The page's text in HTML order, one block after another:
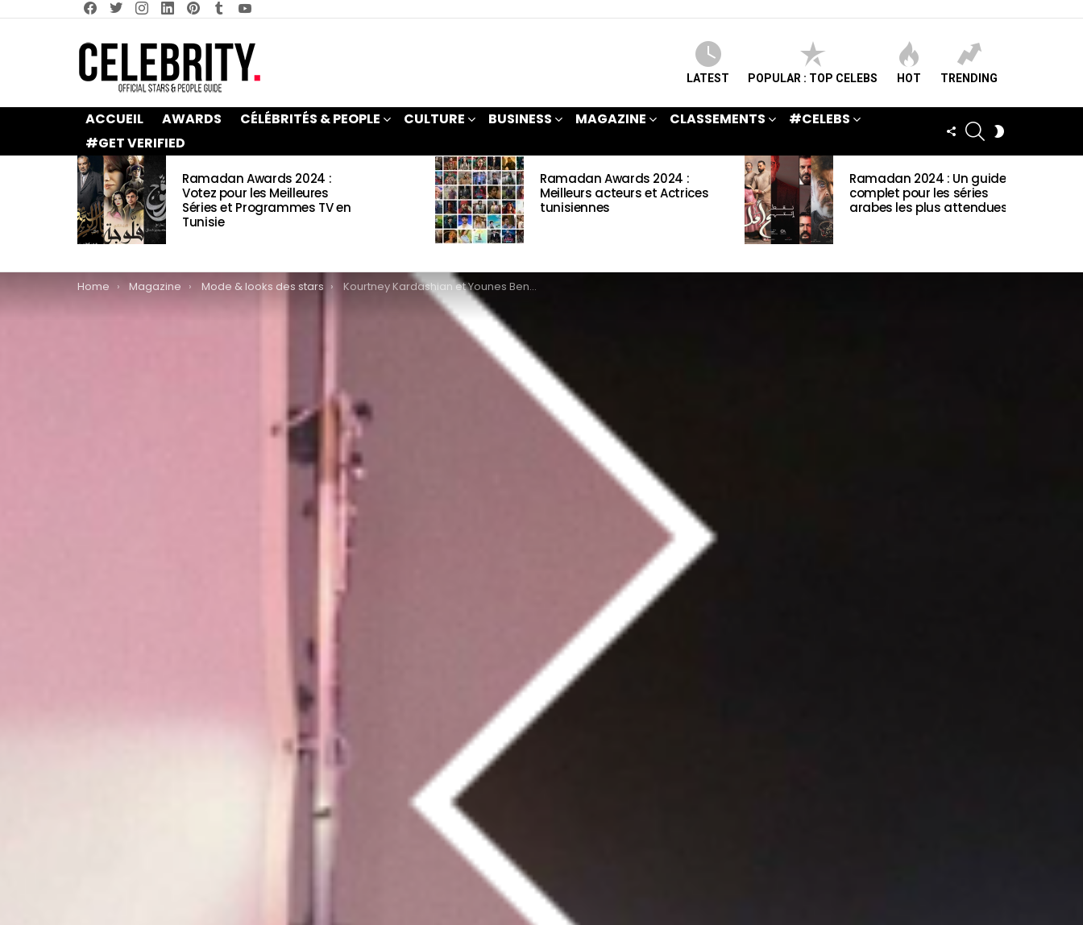
LATEST POPULAR : TOP CELEBS HOT TRENDING
ACCUEIL AWARDS CÉLÉBRITÉS & PEOPLE CULTURE BUSINESS MAGAZINE CLASSEMENTS
#CELEBS
#GET VERIFIED
FOLLOWSEARCH
LATEST
STORIES
Ramadan Awards 2024 :
Votez pour les Meilleures
Séries et Programmes TV en
Tunisie
Ramadan Awards 2024 :
Meilleurs acteurs et Actrices
tunisiennes
Ramadan 2024 : Un guide
complet pour les séries
arabes les plus attendues
You are here:
Home Magazine Mode & looks des stars Kourtney Kardashian et Younes Bendjima se séparent après presque deux ans